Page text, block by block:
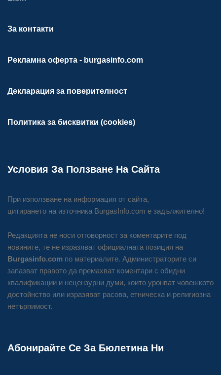
За контакти
Рекламна оферта - burgasinfo.com
Декларация за поверителност
Политика за бисквитки (cookies)
Условия За Ползване На Сайта
При използване на информация от сайта,
цитирането на източника BurgasInfo.com е задължително!
Редакцията не носи отговорност за коментарите под
новините, те не изразяват официалната позиция на
Burgasinfo.com по материалите. Администраторите си
запазват правото да премахват коментари с обидни
квалификации и нецензурни думи, които уронват човешкото
достойнство или изразяват расова, етническа и религиозна
нетърпимост.
Абонирайте Се За Бюлетина Ни